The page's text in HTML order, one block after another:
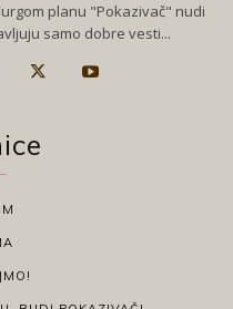
planu "Pokazivač" nudi
samo dobre vesti...